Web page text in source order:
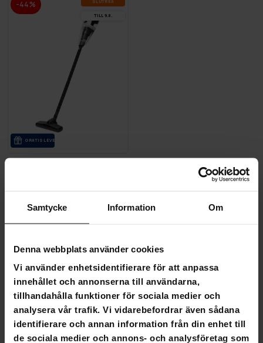
Samtycke Information Om
Denna webbplats använder cookies
Vi använder enhetsidentifierare för att anpassa
innehållet och annonserna till användarna,
tillhandahålla funktioner för sociala medier och
analysera vår trafik. Vi vidarebefordrar även sådana
identifierare och annan information från din enhet till
de sociala medier och annons- och analysföretag som
-44% SLUT­REA
TILL 9.8.
GRA­TIS LE­VE­RANS
1 599,00 kr
Sladdlös dammsugare
Med en sladdlös dammsugare är det enkelt och trådlöst
att städa. Den är lätt att se och passar in i ett litet
utrymme, och du behöver inte oroa dig för dammpåsar
eftersom dammet samlas upp i en lättstädad